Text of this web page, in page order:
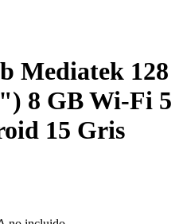
Mediatek 128
8 GB Wi-Fi 5
15 Gris